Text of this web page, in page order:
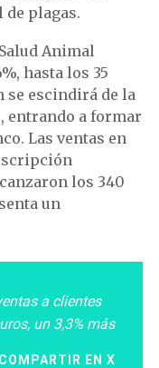
plagas.
Animal
hasta los 35
se escindirá de la
entrando a formar
Las ventas en
los 340
un
a clientes
un 3,3% más
COMPARTIR EN X